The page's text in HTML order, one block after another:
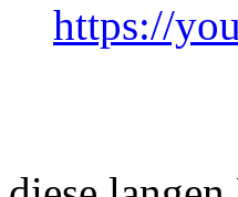
https://